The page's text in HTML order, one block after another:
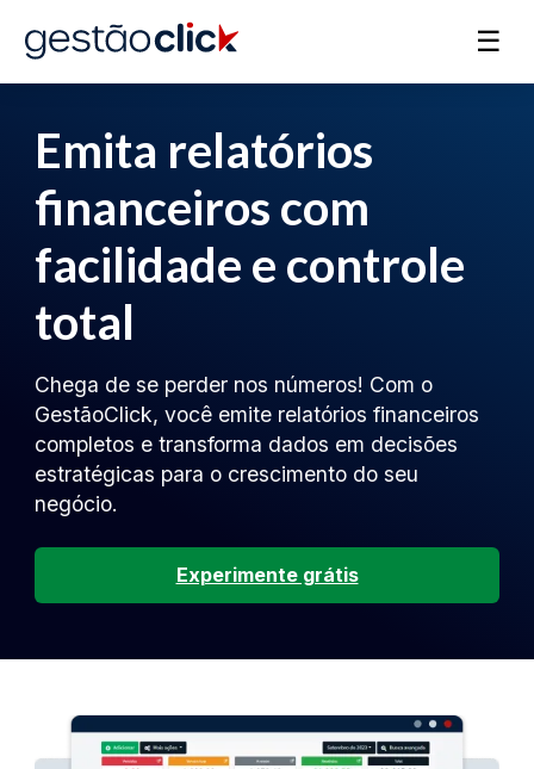
☰
Emita relatórios
financeiros com
facilidade e controle
total
Chega de se perder nos números! Com o
GestãoClick, você emite relatórios financeiros
completos e transforma dados em decisões
estratégicas para o crescimento do seu
negócio.
Experimente grátis